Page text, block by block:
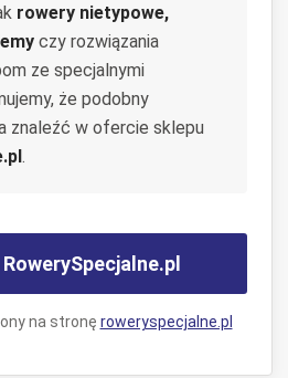
rowery nietypowe,
czy rozwiązania
ze specjalnymi
że podobny
znaleźć w ofercie sklepu
.
na stronę roweryspecjalne.pl